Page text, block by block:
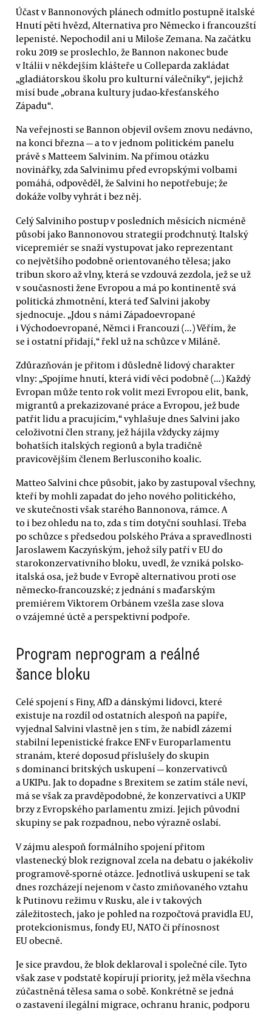
Účast v Bannonových plánech odmítlo postupně italské
Hnutí pěti hvězd, Alternativa pro Německo i francouzští
lepenisté. Nepochodil ani u Miloše Zemana. Na začátku
roku 2019 se proslechlo, že Bannon nakonec bude
v Itálii v někdejším klášteře u Colleparda zakládat
„gladiátorskou školu pro kulturní válečníky“, jejichž
misí bude „obrana kultury judao-křesťanského
Západu“.
Na veřejnosti se Bannon objevil ovšem znovu nedávno,
na konci března — a to v jednom politickém panelu
právě s Matteem Salvinim. Na přímou otázku
novinářky, zda Salvinimu před evropskými volbami
pomáhá, odpověděl, že Salvini ho nepotřebuje; že
dokáže volby vyhrát i bez něj.
Celý Salviniho postup v posledních měsících nicméně
působí jako Bannonovou strategií prodchnutý. Italský
vicepremiér se snaží vystupovat jako reprezentant
co největšího podobně orientovaného tělesa; jako
tribun skoro až vlny, která se vzdouvá zezdola, jež se už
v současnosti žene Evropou a má po kontinentě svá
politická zhmotnění, která teď Salvini jakoby
sjednocuje. „Jdou s námi Západoevropané
i Východoevropané, Němci i Francouzi (...) Věřím, že
se i ostatní přidají,“ řekl už na schůzce v Miláně.
Zdůrazňován je přitom i důsledně lidový charakter
vlny: „Spojíme hnutí, která vidí věci podobně (...) Každý
Evropan může tento rok volit mezi Evropou elit, bank,
migrantů a prekazizované práce a Evropou, jež bude
patřit lidu a pracujícím,“ vyhlašuje dnes Salvini jako
celoživotní člen strany, jež hájila vždycky zájmy
bohatších italských regionů a byla tradičně
pravicovějším členem Berlusconiho koalic.
Matteo Salvini chce působit, jako by zastupoval všechny,
kteří by mohli zapadat do jeho nového politického,
ve skutečnosti však starého Bannonova, rámce. A
to i bez ohledu na to, zda s tím dotyční souhlasí. Třeba
po schůzce s předsedou polského Práva a spravedlnosti
Jaroslawem Kaczyńským, jehož síly patří v EU do
starokonzervativního bloku, uvedl, že vzniká polsko-
italská osa, jež bude v Evropě alternativou proti ose
německo-francouzské; z jednání s maďarským
premiérem Viktorem Orbánem vzešla zase slova
o vzájemné úctě a perspektivní podpoře.
Program neprogram a reálné
šance bloku
Celé spojení s Finy, AfD a dánskými lidovci, které
existuje na rozdíl od ostatních alespoň na papíře,
vyjednal Salvini vlastně jen s tím, že nabídl zázemí
stabilní lepenistické frakce ENF v Europarlamentu
stranám, které doposud příslušely do skupin
s dominancí britských uskupení — konzervativců
a UKIPu. Jak to dopadne s Brexitem se zatím stále neví,
má se však za pravděpodobné, že konzervativci a UKIP
brzy z Evropského parlamentu zmizí. Jejich původní
skupiny se pak rozpadnou, nebo výrazně oslabí.
V zájmu alespoň formálního spojení přitom
vlastenecký blok rezignoval zcela na debatu o jakékoliv
programově-sporné otázce. Jednotlivá uskupení se tak
dnes rozcházejí nejenom v často zmiňovaného vztahu
k Putinovu režimu v Rusku, ale i v takových
záležitostech, jako je pohled na rozpočtová pravidla EU,
protekcionismus, fondy EU, NATO či přínosnost
EU obecně.
Je sice pravdou, že blok deklaroval i společné cíle. Tyto
však zase v podstatě kopírují priority, jež měla všechna
zúčastněná tělesa sama o sobě. Konkrétně se jedná
o zastavení ilegální migrace, ochranu hranic, podporu